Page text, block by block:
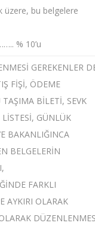
üzere, bu belgelere
% 10’u
GEREKENLER
FİŞİ, ÖDEME
TAŞIMA BİLETİ, SEVK
LİSTESİ, GÜNLÜK
BAKANLIĞINCA
BELGELERİN
FARKLI
AYKIRI OLARAK